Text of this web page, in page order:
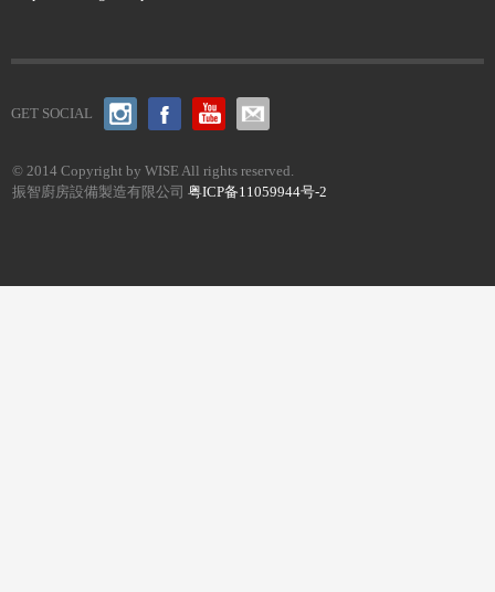
GET SOCIAL
© 2014 Copyright by WISE All rights reserved.
振智廚房設備製造有限公司 粤ICP备11059944号-2